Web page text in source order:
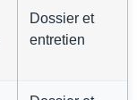
Dossier et
entretien